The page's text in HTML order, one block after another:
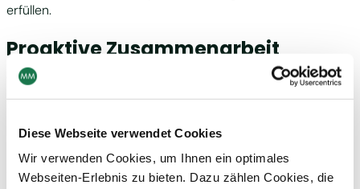
Diese Webseite verwendet Cookies
Wir verwenden Cookies, um Ihnen ein optimales
Webseiten-Erlebnis zu bieten. Dazu zählen Cookies, die
erfüllen.
Proaktive Zusammenarbeit
steigert die Verpackungsleistung
Kommunikation und einer gemeinsamen Denkweise, die
über reaktive Problemlösungen hinausgeht und
stattdessen auf proaktive Verbesserungen setzt.